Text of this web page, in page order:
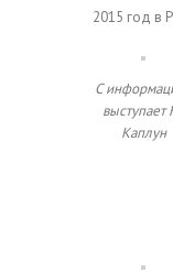
2015 год в
С
Каплун